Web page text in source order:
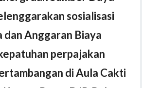
sosialisasi
dan Anggaran Biaya
perpajakan
di Aula Cakti